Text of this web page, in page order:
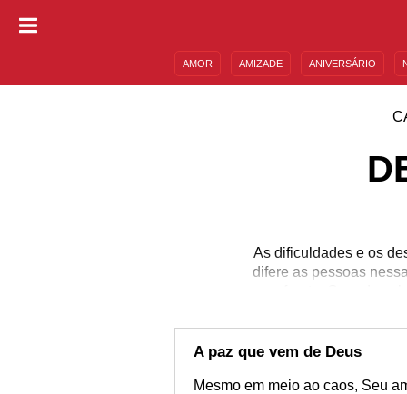
AMOR AMIZADE ANIVERSÁRIO
As dificuldades e os
difere as pessoas
em frente. Quando
Amparar-se no amor
que trilhamos!
A paz que vem de Deus
Mesmo em meio ao caos, Seu